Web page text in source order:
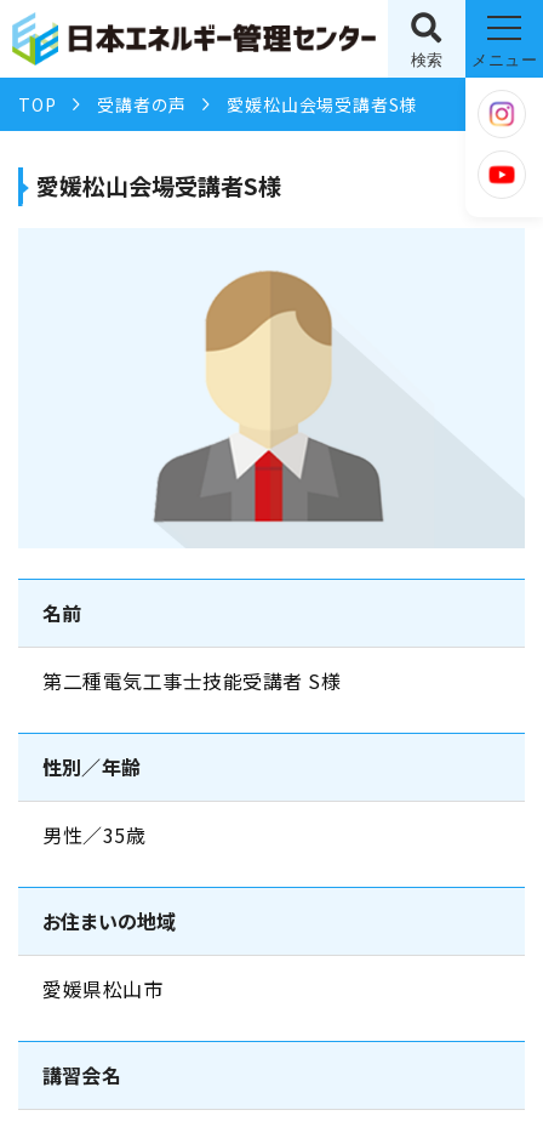
検索 メニュー
TOP 受講者の声 愛媛松山会場受講者S様
愛媛松山会場受講者S様
名前
第二種電気工事士技能受講者 S様
性別／年齢
男性／35歳
お住まいの地域
愛媛県松山市
講習会名